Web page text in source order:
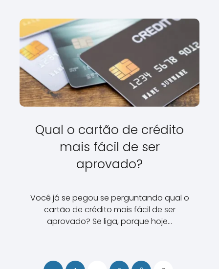
Qual o cartão de crédito
mais fácil de ser
aprovado?
Você já se pegou se perguntando qual o
cartão de crédito mais fácil de ser
aprovado? Se liga, porque hoje…